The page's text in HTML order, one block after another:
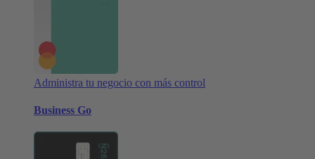
Administra tu negocio con más control
Business Go